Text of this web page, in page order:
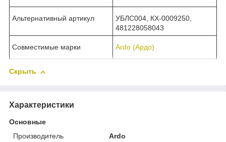
Альтернативный артикул
УБЛС004, КХ-0009250,
481228058043
Совместимые марки Ardo (Ардо)
Скрыть
Характеристики
Основные
Производитель
Ardo